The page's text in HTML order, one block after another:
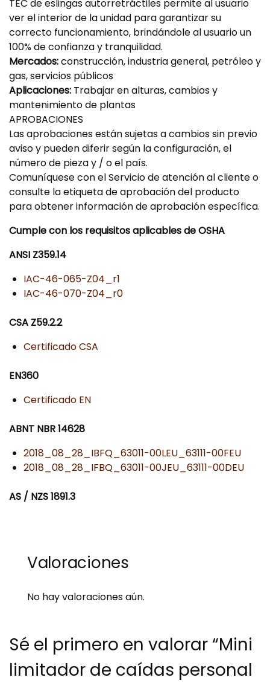
TEC de eslingas autorretráctiles permite al usuario
ver el interior de la unidad para garantizar su
correcto funcionamiento, brindándole al usuario un
100% de confianza y tranquilidad.
Mercados:construcción, industria general, petróleo y
gas, servicios públicos
Aplicaciones: Trabajar en alturas, cambios y
mantenimiento de plantas
APROBACIONES
Las aprobaciones están sujetas a cambios sin previo
aviso y pueden diferir según la configuración, el
número de pieza y / o el país.
Comuníquese con el Servicio de atención al cliente o
consulte la etiqueta de aprobación del producto
para obtener información de aprobación específica.
Cumple con los requisitos aplicables de OSHA
ANSI Z359.14
IAC-46-065-Z04_r1
IAC-46-070-Z04_r0
CSA Z59.2.2
Certificado CSA
EN360
Certificado EN
ABNT NBR 14628
2018_08_28_IBFQ_63011-00LEU_63111-00FEU
2018_08_28_IFBQ_63011-00JEU_63111-00DEU
AS / NZS 1891.3
Valoraciones
No hay valoraciones aún.
Sé el primero en valorar “Mini
limitador de caídas personal